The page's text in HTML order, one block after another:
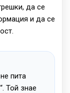
да се
и да се
пита
Той знае